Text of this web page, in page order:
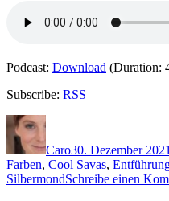
Podcast: Download (Duration:
Subscribe: RSS
Autor
Caro30. Dezember 2021
Farben, Cool Savas,
SilbermondSchreibe einen